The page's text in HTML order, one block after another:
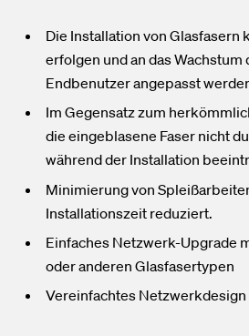
Die Installation von Glasfasern
erfolgen und an das Wachstum
Endbenutzer angepasst
Im Gegensatz zum
die eingeblasene Faser nicht
während der Installation
Minimierung von
Installationszeit reduziert.
Einfaches Netzwerk-Upgrade
oder anderen Glasfasertypen
Vereinfachtes Netzwerkdesign